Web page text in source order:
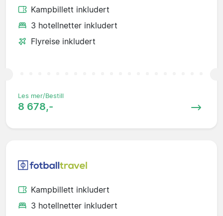
Kampbillett inkludert
3 hotellnetter inkludert
Flyreise inkludert
Les mer/Bestill
8 678,-
Kampbillett inkludert
3 hotellnetter inkludert